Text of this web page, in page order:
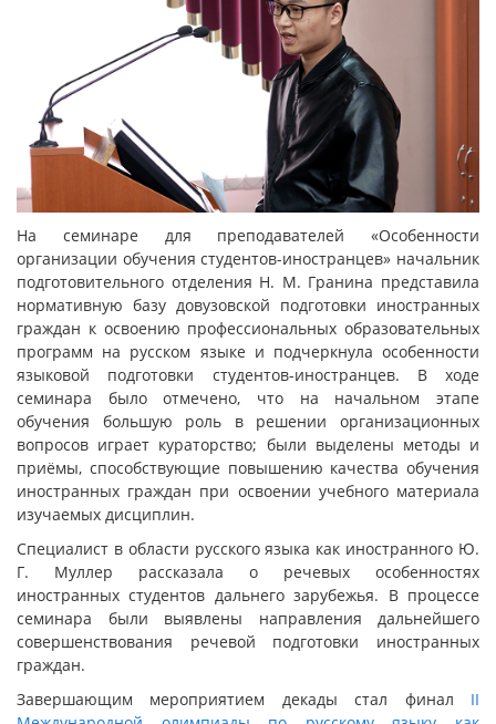
На семинаре для преподавателей «Особенности
организации обучения студентов-иностранцев» начальник
подготовительного отделения Н. М. Гранина представила
нормативную базу довузовской подготовки иностранных
граждан к освоению профессиональных образовательных
программ на русском языке и подчеркнула особенности
языковой подготовки студентов-иностранцев. В ходе
семинара было отмечено, что на начальном этапе
обучения большую роль в решении организационных
вопросов играет кураторство; были выделены методы и
приёмы, способствующие повышению качества обучения
иностранных граждан при освоении учебного материала
изучаемых дисциплин.
Специалист в области русского языка как иностранного Ю.
Г. Муллер рассказала о речевых особенностях
иностранных студентов дальнего зарубежья. В процессе
семинара были выявлены направления дальнейшего
совершенствования речевой подготовки иностранных
граждан.
Завершающим мероприятием декады стал финал II